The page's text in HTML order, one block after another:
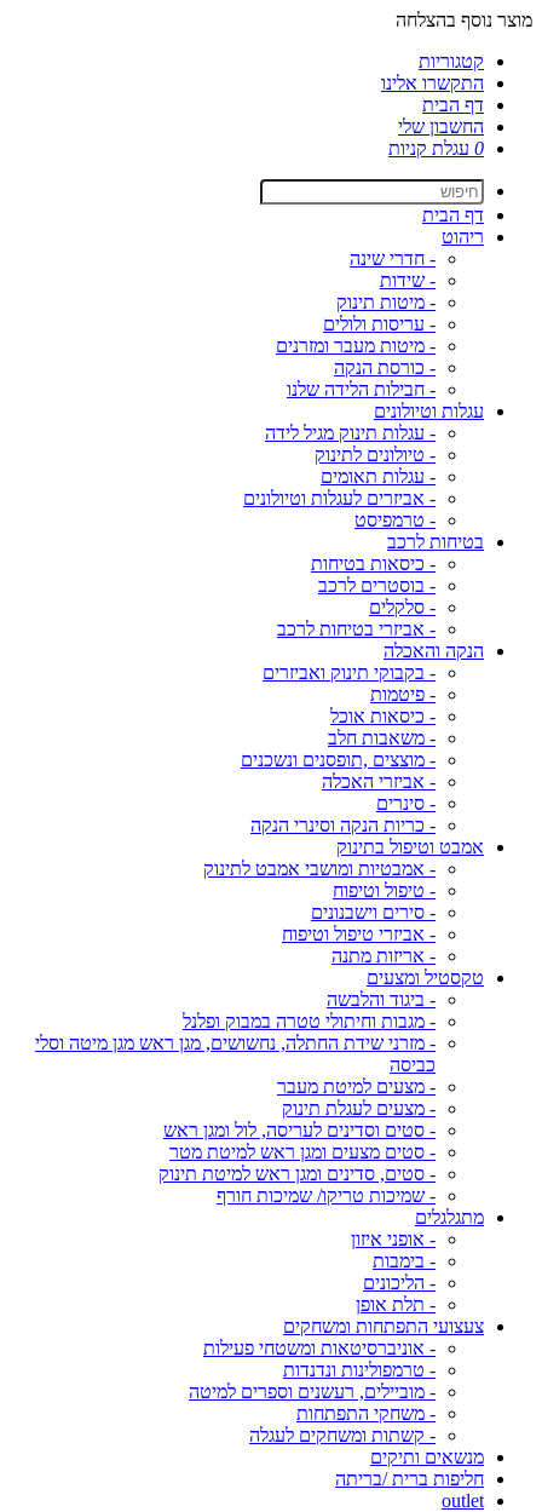
מוצר נוסף בהצלחה
קטגוריות
התקשרו אלינו
דף הבית
החשבון שלי
0 עגלת קניות
דף הבית
ריהוט
- חדרי שינה
- שידות
- מיטות תינוק
- עריסות ולולים
- מיטות מעבר ומזרנים
- כורסת הנקה
- חבילות הלידה שלנו
עגלות וטיולונים
- עגלות תינוק מגיל לידה
- טיולונים לתינוק
- עגלות תאומים
- אביזרים לעגלות וטיולונים
- טרמפיסט
בטיחות לרכב
- כיסאות בטיחות
- בוסטרים לרכב
- סלקלים
- אביזרי בטיחות לרכב
הנקה והאכלה
- בקבוקי תינוק ואביזרים
- פיטמות
- כיסאות אוכל
- משאבות חלב
- מוצצים ,תופסנים ונשכנים
- אביזרי האכלה
- סינרים
- כריות הנקה וסינרי הנקה
אמבט וטיפול בתינוק
- אמבטיות ומושבי אמבט לתינוק
- טיפול וטיפוח
- סירים וישבנונים
- אביזרי טיפול וטיפוח
- אריזות מתנה
טקסטיל ומצעים
- ביגוד והלבשה
- מגבות וחיתולי טטרה במבוק ופלנל
- מזרני שידת החתלה, נחשושים, מגן ראש מגן מיטה וסלי
כביסה
- מצעים למיטת מעבר
- מצעים לעגלת תינוק
- סטים וסדינים לעריסה, לול ומגן ראש
- סטים מצעים ומגן ראש למיטת מטר
- סטים, סדינים ומגן ראש למיטת תינוק
- שמיכות טריקו/ שמיכות חורף
מתגלגלים
- אופני איזון
- בימבות
- הליכונים
- תלת אופן
צעצועי התפתחות ומשחקים
- אוניברסיטאות ומשטחי פעילות
- טרמפולינות ונדנדות
- מוביילים, רעשנים וספרים למיטה
- משחקי התפתחות
- קשתות ומשחקים לעגלה
מנשאים ותיקים
חליפות ברית /בריתה
outlet